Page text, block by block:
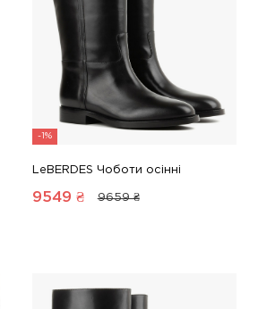
-1%
LeBERDES Чоботи осінні
9549 ₴ 9659 ₴